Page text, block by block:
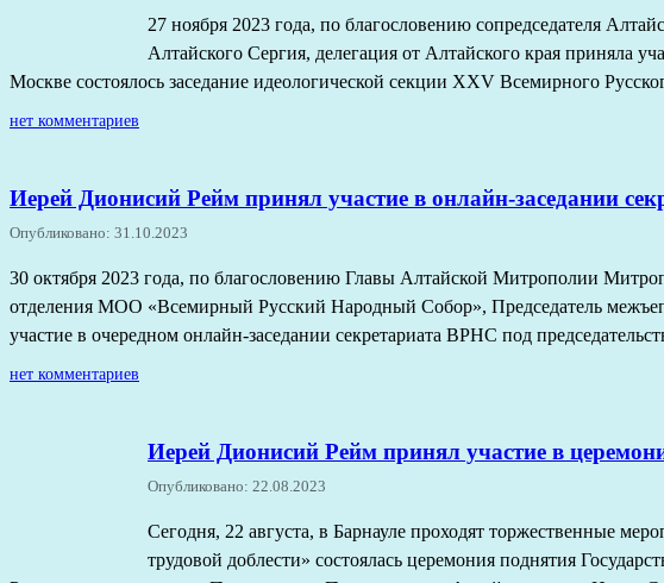
27 ноября 2023 года, по благословению сопредседателя
Алтайского Сергия, делегация от Алтайского края приняла
Москве состоялось заседание идеологической секции XXV Всемирного
нет комментариев
Иерей Дионисий Рейм принял участие в онлайн-заседании
Опубликовано: 31.10.2023
30 октября 2023 года, по благословению Главы Алтайской Митрополии
отделения МОО «Всемирный Русский Народный Собор», Председатель
участие в очередном онлайн-заседании секретариата ВРНС под
нет комментариев
Иерей Дионисий Рейм принял участие в
Опубликовано: 22.08.2023
Cегодня, 22 августа, в Барнауле проходят торжественные
трудовой доблести» состоялась церемония поднятия